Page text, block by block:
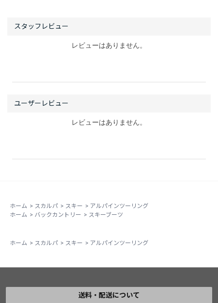
レビューはありません。
レビューはありません。
ホーム > スカルパ > スキー > アルパインツーリング
ホーム > バックカントリー > スキーブーツ
ホーム > スカルパ > スキー > アルパインツーリング
送料・配送について